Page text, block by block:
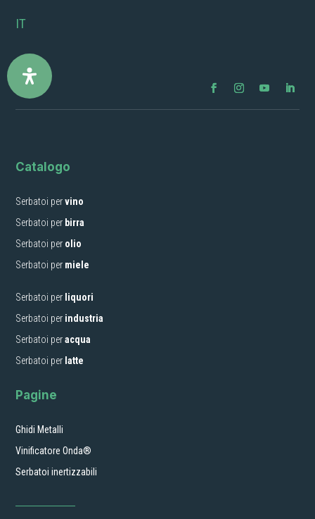
IT
Catalogo
Serbatoi pervino
Serbatoi per birra
Serbatoi per olio
Serbatoi per miele
Serbatoi per liquori
Serbatoi per industria
Serbatoi peracqua
Serbatoi per latte
Pagine
Ghidi Metalli
Vinificatore Onda®
Serbatoi inertizzabili